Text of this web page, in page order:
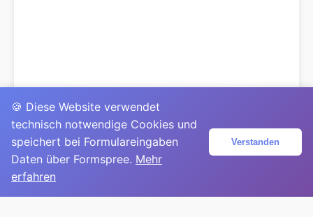
🍪 Diese Website verwendet
technisch notwendige Cookies und
speichert bei Formulareingaben
Daten über Formspree. Mehr
erfahren
Verstanden